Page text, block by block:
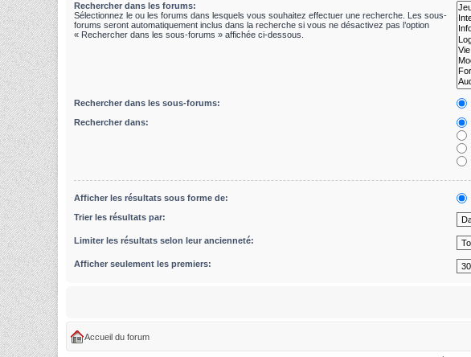
Rechercher dans les forums:
Sélectionnez le ou les forums dans lesquels vous souhaitez effectuer une recherche. Les sous-
forums seront automatiquement inclus dans la recherche si vous ne désactivez pas l’option
« Rechercher dans les sous-forums » affichée ci-dessous.
Rechercher dans les sous-forums:
Rechercher dans:
Afficher les résultats sous forme de:
Trier les résultats par:
Limiter les résultats selon leur ancienneté:
Afficher seulement les premiers:
Accueil du forum